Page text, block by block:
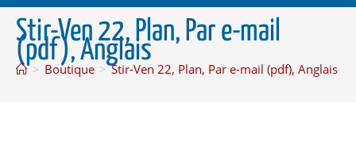
Stir-Ven 22, Plan, Par e-mail
(pdf), Anglais
> Boutique > Stir-Ven 22, Plan, Par e-mail (pdf), Anglais